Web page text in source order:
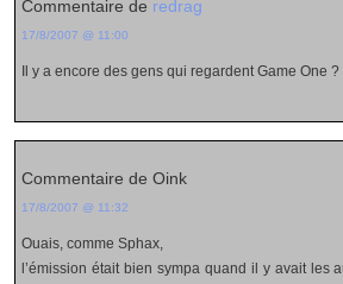
Commentaire de redrag
17/8/2007 @ 11:00
Il y a encore des gens qui regardent Game One ?
Commentaire de Oink
17/8/2007 @ 11:32
Ouais, comme Sphax,
l’émission était bien sympa quand il y avait les